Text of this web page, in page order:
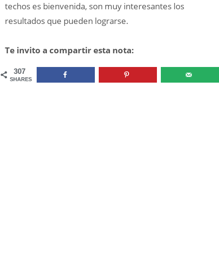
techos es bienvenida, son muy interesantes los
resultados que pueden lograrse.
Te invito a compartir esta nota:
307
SHARES